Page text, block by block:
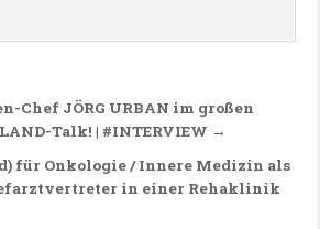
Chef JÖRG URBAN im großen
Talk! | #INTERVIEW →
für Onkologie / Innere Medizin als
in einer Rehaklinik